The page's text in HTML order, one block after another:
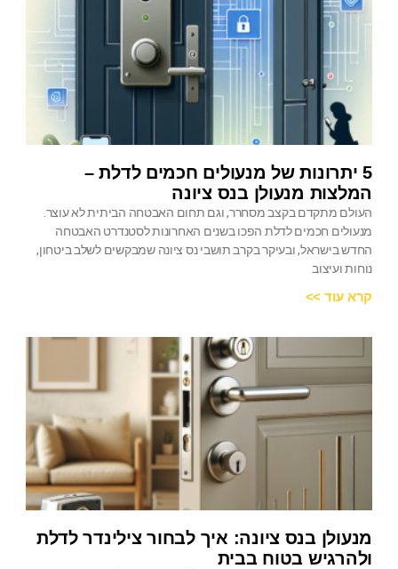
5 יתרונות של מנעולים חכמים לדלת –
המלצות מנעולן בנס ציונה
העולם מתקדם בקצב מסחרר, וגם תחום האבטחה הביתית לא עוצר.
מנעולים חכמים לדלת הפכו בשנים האחרונות לסטנדרט האבטחה
החדש בישראל, ובעיקר בקרב תושבי נס ציונה שמבקשים לשלב ביטחון,
נוחות ועיצוב
קרא עוד >>
מנעולן בנס ציונה: איך לבחור צילינדר לדלת
ולהרגיש בטוח בבית